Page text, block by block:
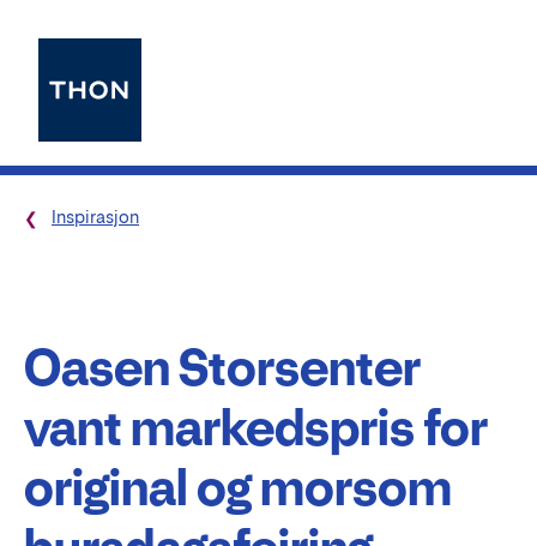
Inspirasjon
Oasen Storsenter
vant markedspris for
original og morsom